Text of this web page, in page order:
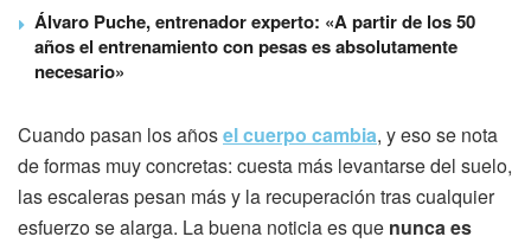
Álvaro Puche, entrenador experto: «A partir de los 50
años el entrenamiento con pesas es absolutamente
necesario»
Cuando pasan los añosel cuerpo cambia, y eso se nota
de formas muy concretas: cuesta más levantarse del suelo,
las escaleras pesan más y la recuperación tras cualquier
esfuerzo se alarga. La buena noticia es que nunca es